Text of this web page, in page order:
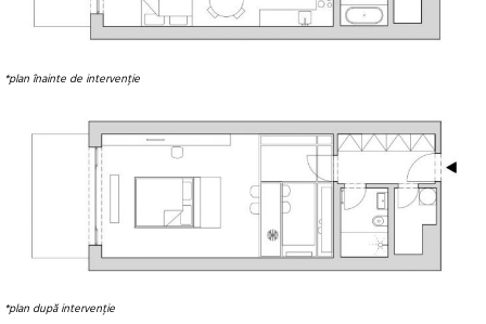
*plan înainte de intervenție
*plan după intervenție